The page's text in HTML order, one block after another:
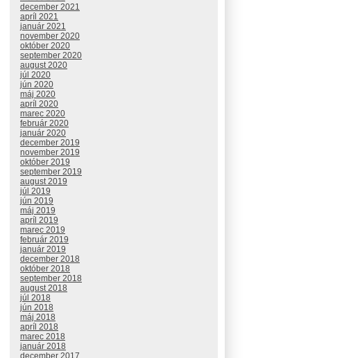
december 2021
apríl 2021
január 2021
november 2020
október 2020
september 2020
august 2020
júl 2020
jún 2020
máj 2020
apríl 2020
marec 2020
február 2020
január 2020
december 2019
november 2019
október 2019
september 2019
august 2019
júl 2019
jún 2019
máj 2019
apríl 2019
marec 2019
február 2019
január 2019
december 2018
október 2018
september 2018
august 2018
júl 2018
jún 2018
máj 2018
apríl 2018
marec 2018
január 2018
december 2017